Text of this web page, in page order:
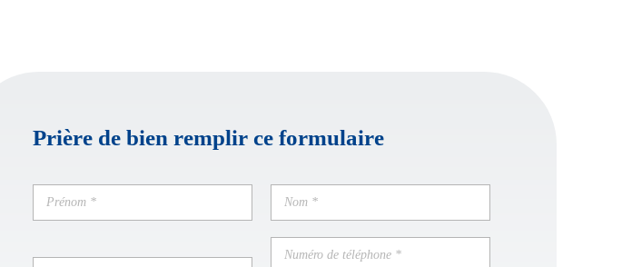
Prière de bien remplir ce formulaire